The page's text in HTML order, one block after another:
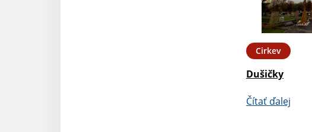
Cirkev
Dušičky
Čítať ďalej